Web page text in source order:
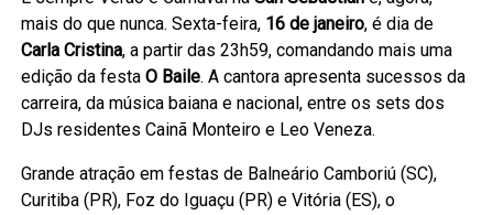
mais do que nunca. Sexta-feira, 16 de janeiro, é dia de
Carla Cristina, a partir das 23h59, comandando mais uma
edição da festaO Baile. A cantora apresenta sucessos da
carreira, da música baiana e nacional, entre os sets dos
DJs residentes Cainã Monteiro e Leo Veneza.
Grande atração em festas de Balneário Camboriú (SC),
Curitiba (PR), Foz do Iguaçu (PR) e Vitória (ES), o